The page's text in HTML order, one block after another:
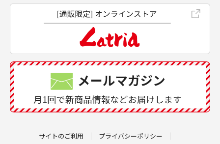
サイトのご利用
プライバシーポリシー